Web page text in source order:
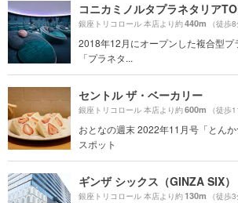
コニカミノルタプラネタリア
銀座トリコロール 本店より約440m （徒歩8
2018年12月にオープンした複合型プ
「プラネタ...
セントル ザ・ベーカリー
銀座トリコロール 本店より約600m （徒歩
おとなの週末 2022年11月号「とん
スポット
ギンザ シックス（GINZA SIX）
銀座トリコロール 本店より約130m （徒歩3